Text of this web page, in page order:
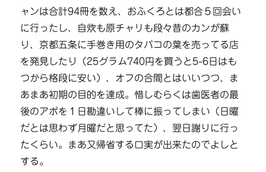
ャンは合計94冊を数え、おふくろとは都合５回会い
に行ったし、自炊も原チャリも段々昔のカンが蘇
り、京都五条に手巻き用のタバコの葉を売ってる店
を発見したり（25グラム740円を買うと5-6日はも
つから格段に安い）、オフの合間とはいいつつ、ま
あまあ初期の目的を達成。惜しむらくは歯医者の最
後のアポを１日勘違いして棒に振ってしまい（日曜
だとは思わず月曜だと思ってた）、翌日謝りに行っ
たくらい。まあ又帰省する口実が出来たのでよしと
する。